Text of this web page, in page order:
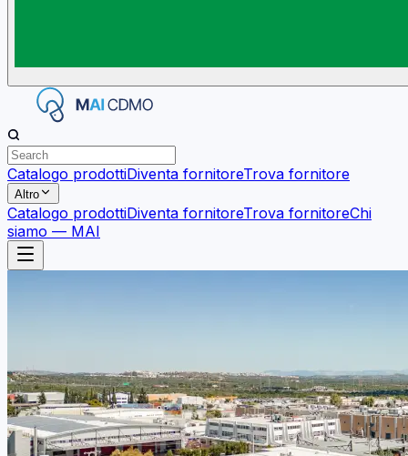
Catalogo prodottiDiventa fornitoreTrova fornitore
Altro
Catalogo prodottiDiventa fornitoreTrova fornitoreChi
siamo — MAI